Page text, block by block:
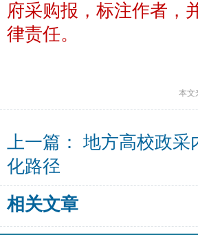
府采购报，标注作者，
律责任。
本文
上一篇： 地方高校政采
化路径
相关文章